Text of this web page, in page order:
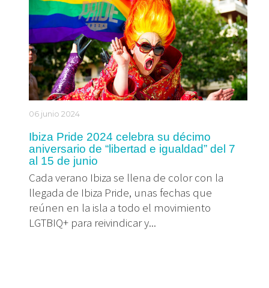
06 junio 2024
Ibiza Pride 2024 celebra su décimo
aniversario de “libertad e igualdad” del 7
al 15 de junio
Cada verano Ibiza se llena de color con la
llegada de Ibiza Pride, unas fechas que
reúnen en la isla a todo el movimiento
LGTBIQ+ para reivindicar y...